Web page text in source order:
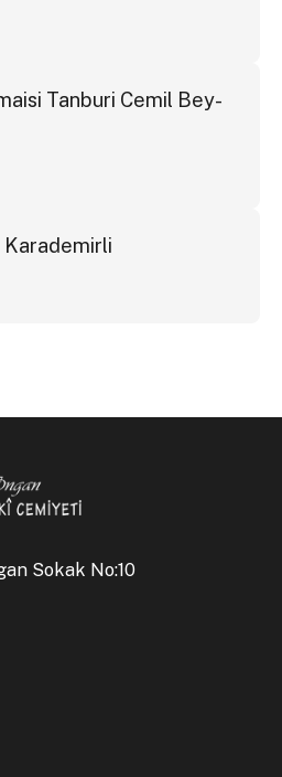
Tanburi Cemil Bey-
Karademirli
Sokak No:10